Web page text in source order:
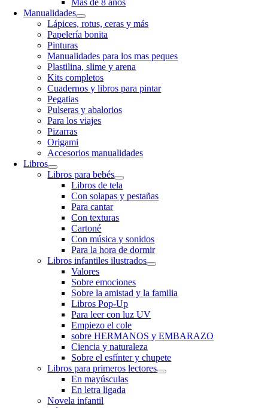
Más de 8 años
Manualidades
Lápices, rotus, ceras y más
Papelería bonita
Pinturas
Manualidades para los mas peques
Plastilina, slime y arena
Kits completos
Cuadernos y libros para pintar
Pegatias
Pulseras y abalorios
Para los viajes
Pizarras
Origami
Accesorios manualidades
Libros
Libros para bebés
Libros de tela
Con solapas y pestañas
Para cantar
Con texturas
Cartoné
Con música y sonidos
Para la hora de dormir
Libros infantiles ilustrados
Valores
Sobre emociones
Sobre la amistad y la familia
Libros Pop-Up
Para leer con luz UV
Empiezo el cole
sobre HERMANOS y EMBARAZO
Ciencia y naturaleza
Sobre el esfínter y chupete
Libros para primeros lectores
En mayúsculas
En letra ligada
Novela infantil